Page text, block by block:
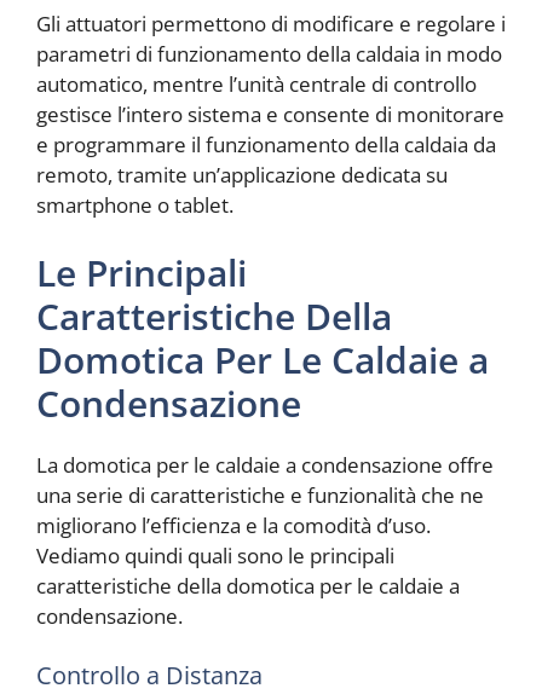
Gli attuatori permettono di modificare e regolare i
parametri di funzionamento della caldaia in modo
automatico, mentre l’unità centrale di controllo
gestisce l’intero sistema e consente di monitorare
e programmare il funzionamento della caldaia da
remoto, tramite un’applicazione dedicata su
smartphone o tablet.
Le Principali
Caratteristiche Della
Domotica Per Le Caldaie a
Condensazione
La domotica per le caldaie a condensazione offre
una serie di caratteristiche e funzionalità che ne
migliorano l’efficienza e la comodità d’uso.
Vediamo quindi quali sono le principali
caratteristiche della domotica per le caldaie a
condensazione.
Controllo a Distanza